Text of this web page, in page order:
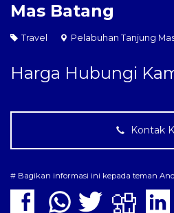
Mas Batang
Travel Pelabuhan Tanjung
Harga Hubungi
Kontak
# Bagikan informasi ini kepada teman